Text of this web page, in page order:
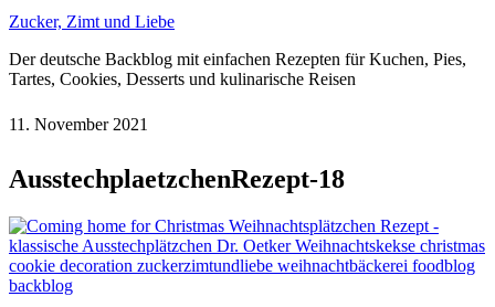
Zucker, Zimt und Liebe
Der deutsche Backblog mit einfachen Rezepten für Kuchen, Pies,
Tartes, Cookies, Desserts und kulinarische Reisen
11. November 2021
AusstechplaetzchenRezept-18